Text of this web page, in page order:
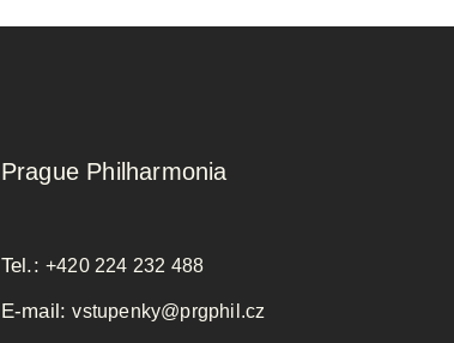
Prague Philharmonia
Tel.: +420 224 232 488
E-mail:vstupenky@prgphil.cz